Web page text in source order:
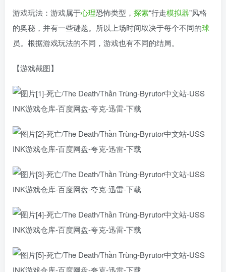
游戏玩法：游戏属于心理恐怖类型， 探索“行走模拟器”风格
的奥秘，并有一些谜题。所以上场时间取决于每个不同的球
员。根据游戏玩法的不同，游戏也有不同的结局。
【游戏截图】